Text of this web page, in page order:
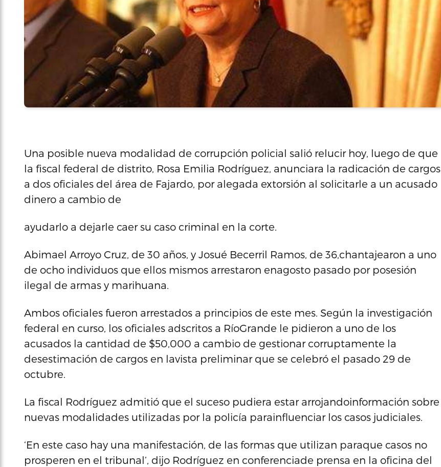
Una posible nueva modalidad de corrupción policial salió relucir hoy, luego de que
la fiscal federal de distrito, Rosa Emilia Rodríguez, anunciara la radicación de cargos
a dos oficiales del área de Fajardo, por alegada extorsión al solicitarle a un acusado
dinero a cambio de
ayudarlo a dejarle caer su caso criminal en la corte.
Abimael Arroyo Cruz, de 30 años, y Josué Becerril Ramos, de 36,chantajearon a uno
de ocho individuos que ellos mismos arrestaron enagosto pasado por posesión
ilegal de armas y marihuana.
Ambos oficiales fueron arrestados a principios de este mes. Según la investigación
federal en curso, los oficiales adscritos a RíoGrande le pidieron a uno de los
acusados la cantidad de $50,000 a cambio de gestionar corruptamente la
desestimación de cargos en lavista preliminar que se celebró el pasado 29 de
octubre.
La fiscal Rodríguez admitió que el suceso pudiera estar arrojandoinformación sobre
nuevas modalidades utilizadas por la policía parainfluenciar los casos judiciales.
‘En este caso hay una manifestación, de las formas que utilizan paraque casos no
prosperen en el tribunal’, dijo Rodríguez en conferenciade prensa en la oficina del